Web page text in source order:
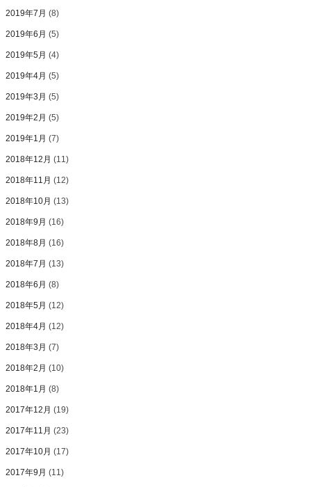
2019年7月 (8)
2019年6月 (5)
2019年5月 (4)
2019年4月 (5)
2019年3月 (5)
2019年2月 (5)
2019年1月 (7)
2018年12月 (11)
2018年11月 (12)
2018年10月 (13)
2018年9月 (16)
2018年8月 (16)
2018年7月 (13)
2018年6月 (8)
2018年5月 (12)
2018年4月 (12)
2018年3月 (7)
2018年2月 (10)
2018年1月 (8)
2017年12月 (19)
2017年11月 (23)
2017年10月 (17)
2017年9月 (11)